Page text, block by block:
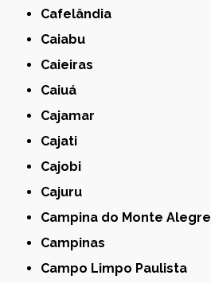
Cafelândia
Caiabu
Caieiras
Caiuá
Cajamar
Cajati
Cajobi
Cajuru
Campina do Monte Alegre
Campinas
Campo Limpo Paulista